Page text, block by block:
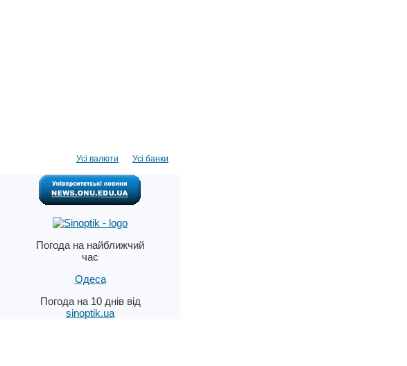
Усі банки
Усі валюти
Погода на найближчий
час
Одеса
Погода на 10 днів від
sinoptik.ua